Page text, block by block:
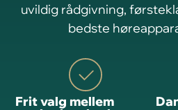
uvildig rådgivning,
bedste
Frit valg mellem